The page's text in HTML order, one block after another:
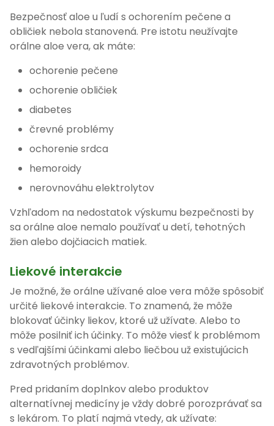
Bezpečnosť aloe u ľudí s ochorením pečene a
obličiek nebola stanovená. Pre istotu neužívajte
orálne aloe vera, ak máte:
ochorenie pečene
ochorenie obličiek
diabetes
črevné problémy
ochorenie srdca
hemoroidy
nerovnováhu elektrolytov
Vzhľadom na nedostatok výskumu bezpečnosti by
sa orálne aloe nemalo používať u detí, tehotných
žien alebo dojčiacich matiek.
Liekové interakcie
Je možné, že orálne užívané aloe vera môže spôsobiť
určité liekové interakcie. To znamená, že môže
blokovať účinky liekov, ktoré už užívate. Alebo to
môže posilniť ich účinky. To môže viesť k problémom
s vedľajšími účinkami alebo liečbou už existujúcich
zdravotných problémov.
Pred pridaním doplnkov alebo produktov
alternatívnej medicíny je vždy dobré porozprávať sa
s lekárom. To platí najmä vtedy, ak užívate: